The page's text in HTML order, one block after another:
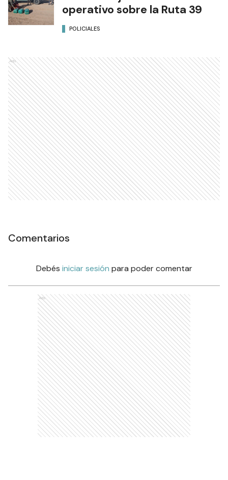
operativo sobre la Ruta 39
POLICIALES
Ads
Comentarios
Debés iniciar sesión para poder comentar
Ads